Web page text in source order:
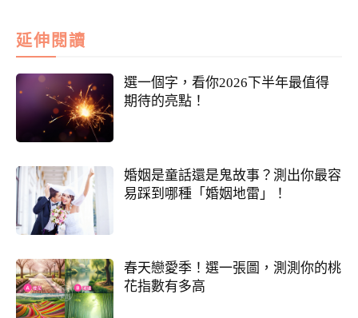
延伸閱讀
選一個字，看你2026下半年最值得
期待的亮點！
婚姻是童話還是鬼故事？測出你最容
易踩到哪種「婚姻地雷」！
春天戀愛季！選一張圖，測測你的桃
花指數有多高